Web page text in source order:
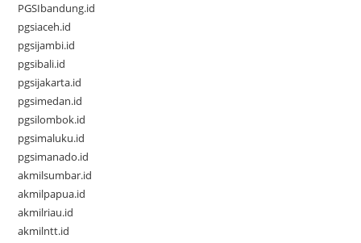
PGSIbandung.id
pgsiaceh.id
pgsijambi.id
pgsibali.id
pgsijakarta.id
pgsimedan.id
pgsilombok.id
pgsimaluku.id
pgsimanado.id
akmilsumbar.id
akmilpapua.id
akmilriau.id
akmilntt.id